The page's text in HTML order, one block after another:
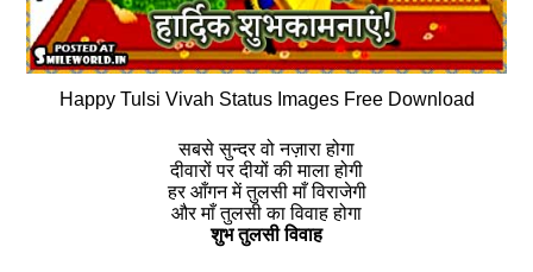
Happy Tulsi Vivah Status Images Free Download
सबसे सुन्दर वो नज़ारा होगा
दीवारों पर दीयों की माला होगी
हर आँगन में तुलसी माँ विराजेगी
और माँ तुलसी का विवाह होगा
शुभ तुलसी विवाह